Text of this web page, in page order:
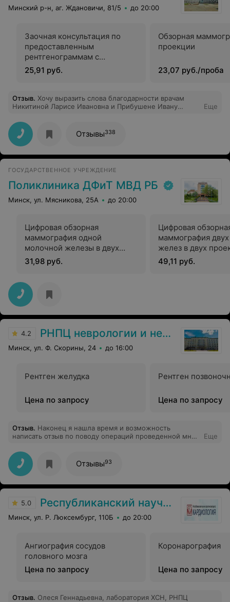
Минский р-н, аг. Ждановичи, 81/5 до 20:00
Заочная консультация по
предоставленным
рентгенограммам с
оформлением протокола
25,91 руб.
Обзорная
проекции
23,07 руб./проба
Отзыв. Хочу выразить слова благодарности врачам
Никитиной Ларисе Ивановна и Прибушене Ивану
внимательное отношение к пациенту! Желаю Вам
крепкого здоровья, счастья и благополучие, самые
лучшие представители своей профессии.
Еще
Отзывы338
ГОСУДАРСТВЕННОЕ УЧРЕЖДЕНИЕ
Поликлиника ДФиТ МВД РБ
Минск, ул. Мясникова, 25А до 20:00
Цифровая обзорная
маммография одной
молочной железы в двух
проекциях
31,98 руб.
Цифровая
маммография
желез в двух
49,11 руб.
4.2 РНПЦ неврологии и нейрохирургии
Минск, ул. Ф. Скорины, 24 до 16:00
Рентген желудка
Цена по запросу
Рентген
Цена по запросу
Отзыв. Наконец я нашла время и возможность
написать отзыв по поводу операций проведенной мне
менингиомы мосто - мозжечковый зоны. Хочу
выразить огромную благодарность нейрохирургу
Щёмелеву Андрею Васильевичу за его ОГРОМНЫЙ
профессионализм и опыт, четкость и местами
жёсткость, а также его Золотые руки и свежую
успешно проведенной операции и Божьей помощи, я
могу жить, быть матерью своим детям, радовать моих
близких и друзей и жить полноценной жизнью! Низкий
возможностей, Божьей благолати и дальше спасать
чьи-то жизни!!!
Еще
Отзывы93
5.0 Республиканский научно-практический центр «Кардиология»
Минск, ул. Р. Люксембург, 110Б до 20:00
Ангиография сосудов
головного мозга
Цена по запросу
Коронарография
Цена по запросу
Отзыв. Олеся Геннадьевна, лаборатория ХСН, РНПЦ